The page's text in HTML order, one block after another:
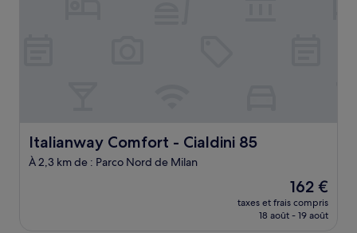
Italianway Comfort - Cialdini 85
Italianway Comfort - Cialdini 85
À 2,3 km de : Parco Nord de Milan
Le
nouveau
prix
162 €
taxes et frais compris
18 août - 19 août